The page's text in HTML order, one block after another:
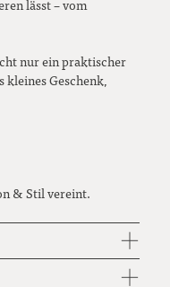
lässt – vom
nur ein praktischer
kleines Geschenk,
& Stil vereint.